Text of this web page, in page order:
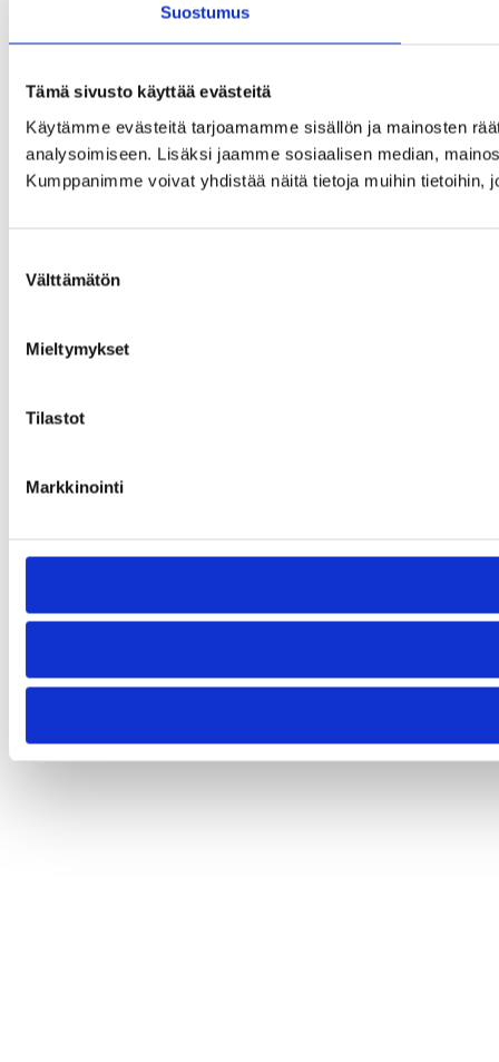
Suostumus
Tämä sivusto käyttää evästeitä
Käytämme evästeitä tarjoamamme sisällön ja mainosten
analysoimiseen. Lisäksi jaamme sosiaalisen median,
Kumppanimme voivat yhdistää näitä tietoja muihin tietoihin,
valinta
Välttämätön
Mieltymykset
Tilastot
Markkinointi